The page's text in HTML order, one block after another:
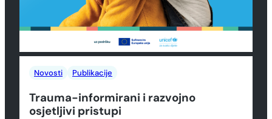
Novosti Publikacije
Trauma-informirani i razvojno
osjetljivi pristupi